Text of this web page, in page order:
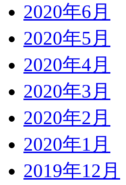
2020年6月
2020年5月
2020年4月
2020年3月
2020年2月
2020年1月
2019年12月